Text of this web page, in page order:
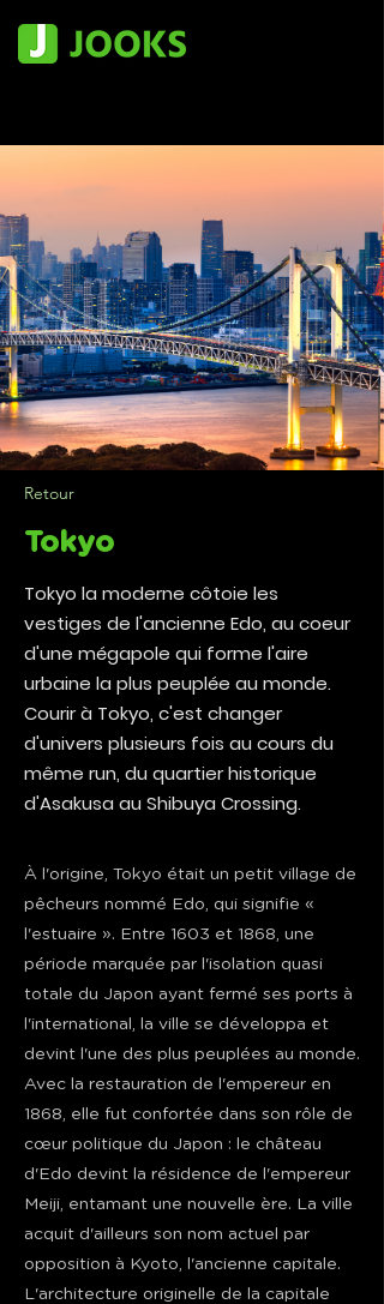
Retour
Tokyo
Tokyo la moderne côtoie les
vestiges de l'ancienne Edo, au coeur
d'une mégapole qui forme l'aire
urbaine la plus peuplée au monde.
Courir à Tokyo, c'est changer
d'univers plusieurs fois au cours du
même run, du quartier historique
d'Asakusa au Shibuya Crossing.
À l'origine, Tokyo était un petit village de
pêcheurs nommé Edo, qui signifie «
l'estuaire ». Entre 1603 et 1868, une
période marquée par l'isolation quasi
totale du Japon ayant fermé ses ports à
l'international, la ville se développa et
devint l'une des plus peuplées au monde.
Avec la restauration de l'empereur en
1868, elle fut confortée dans son rôle de
cœur politique du Japon : le château
d'Edo devint la résidence de l'empereur
Meiji, entamant une nouvelle ère. La ville
acquit d'ailleurs son nom actuel par
opposition à Kyoto, l'ancienne capitale.
L'architecture originelle de la capitale